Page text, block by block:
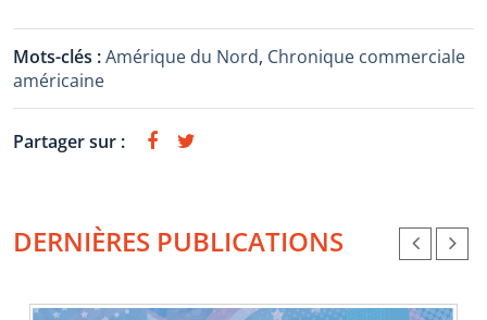
Mots-clés :Amérique du Nord, Chronique commerciale
américaine
Partager sur :
DERNIÈRES PUBLICATIONS